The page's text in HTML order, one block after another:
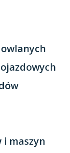
maszyn